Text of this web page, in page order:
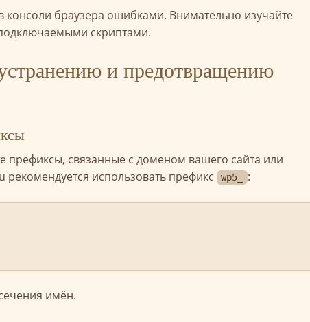
консоли браузера ошибками. Внимательно изучайте
скриптами.
и предотвращению
префиксы, связанные с доменом вашего сайта или
использовать префикс
wp5_ :
имён.